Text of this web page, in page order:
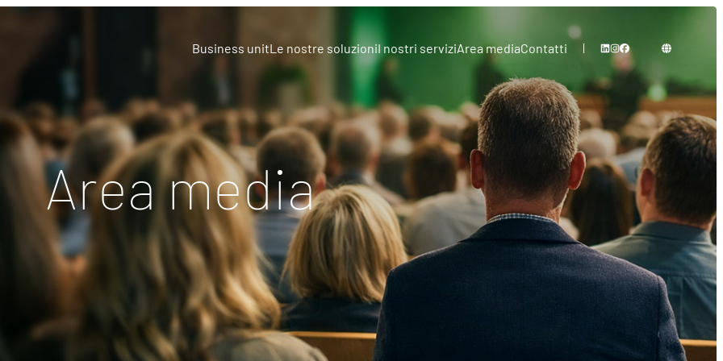
Business unitLe nostre soluzioniI nostri serviziArea mediaContatti
Area media